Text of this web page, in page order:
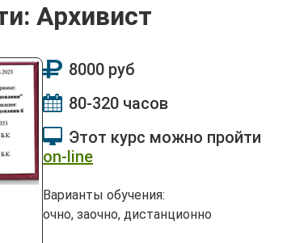
Архивист
8000 руб
80-320 часов
Этот курс можно пройти
on-line
Варианты обучения:
очно, заочно, дистанционно